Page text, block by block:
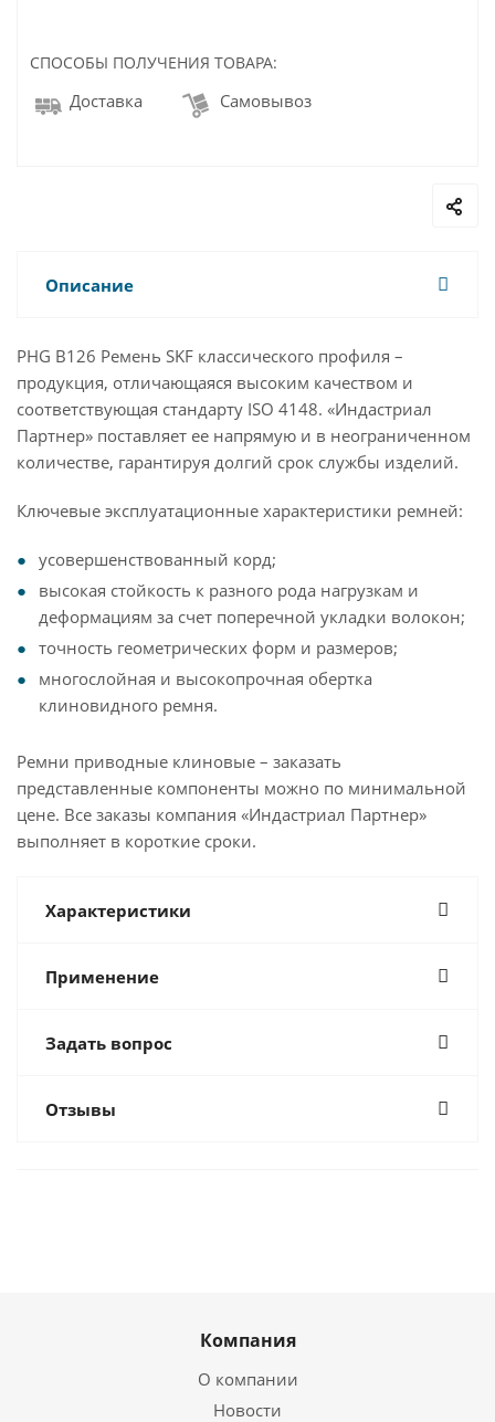
СПОСОБЫ ПОЛУЧЕНИЯ ТОВАРА:
Доставка Самовывоз
Описание
PHG B126 Ремень SKF классического профиля –
продукция, отличающаяся высоким качеством и
соответствующая стандарту ISO 4148. «Индастриал
Партнер» поставляет ее напрямую и в неограниченном
количестве, гарантируя долгий срок службы изделий.
Ключевые эксплуатационные характеристики ремней:
усовершенствованный корд;
высокая стойкость к разного рода нагрузкам и
деформациям за счет поперечной укладки волокон;
точность геометрических форм и размеров;
многослойная и высокопрочная обертка
клиновидного ремня.
Ремни приводные клиновые – заказать
представленные компоненты можно по минимальной
цене. Все заказы компания «Индастриал Партнер»
выполняет в короткие сроки.
Характеристики
Применение
Задать вопрос
Отзывы
Компания
О компании
Новости